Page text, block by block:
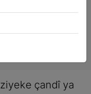
çandî ya